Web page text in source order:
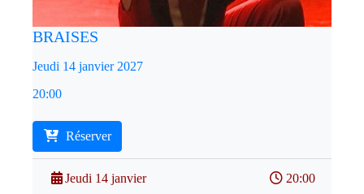
BRAISES
Jeudi 14 janvier 2027
20:00
Réserver
Jeudi 14 janvier 20:00